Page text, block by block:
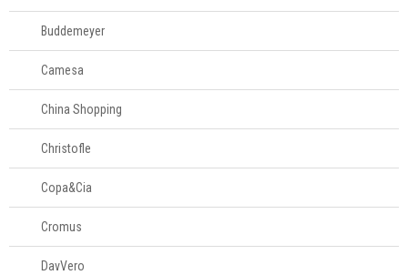
Buddemeyer
Camesa
China Shopping
Christofle
Copa&Cia
Cromus
DavVero